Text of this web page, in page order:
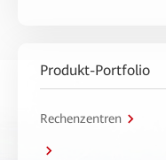
Produkt-Portfolio
Rechenzentren